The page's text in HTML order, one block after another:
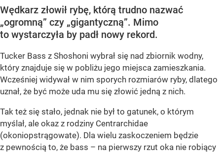
Wędkarz złowił rybę, którą trudno nazwać
„ogromną” czy „gigantyczną”. Mimo
to wystarczyła by padł nowy rekord.
Tucker Bass z Shoshoni wybrał się nad zbiornik wodny,
który znajduje się w pobliżu jego miejsca zamieszkania.
Wcześniej widywał w nim sporych rozmiarów ryby, dlatego
uznał, że być może uda mu się złowić jedną z nich.
Tak też się stało, jednak nie był to gatunek, o którym
myślał, ale okaz z rodziny Centrarchidae
(okoniopstrągowate). Dla wielu zaskoczeniem będzie
z pewnością to, że bass – na pierwszy rzut oka nie robiący